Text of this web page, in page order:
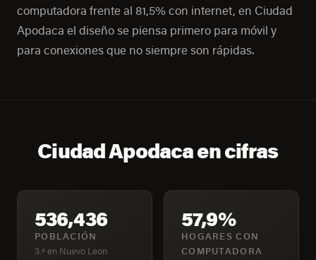
computadora frente al 81,5% con internet, en Ciudad
Apodaca el diseño se piensa primero para móvil y
para conexiones que no siempre son rápidas.
Ciudad Apodaca en cifras
536,436
POBLACIÓN
3.º en Nuevo Leon
57,9%
HOGARES CON
COMPUTADORA